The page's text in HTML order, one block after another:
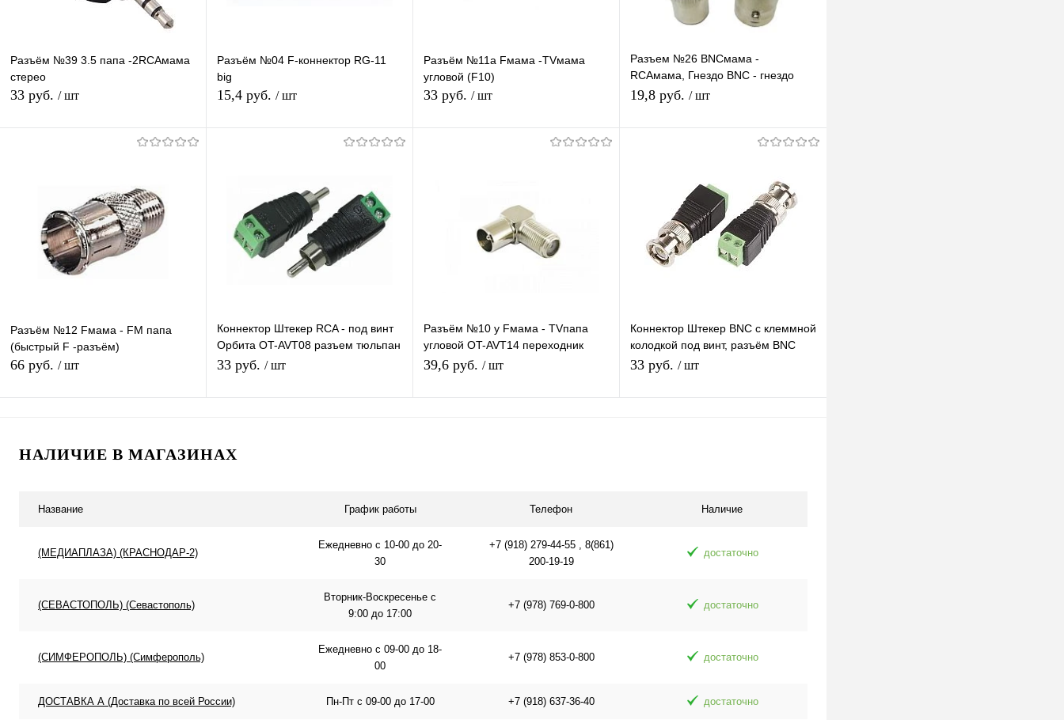
Разъём №39 3.5 папа -2RCAмама
стерео
33 руб. / шт
Купить в 1 клик К сравнению
В избранное В наличии
Разъём №04 F-коннектор RG-11
big
15,4 руб. / шт
Купить в 1 клик К сравнению
В избранное В наличии
Разъём №11а Fмама -TVмама
угловой (F10)
33 руб. / шт
В избранное
Разъем №26 BNCмама -
RCAмама, Гнездо BNC - гнездо
RCA (TS-021)
19,8 руб. / шт
Купить в 1 клик К сравнению
В избранное В наличии
Разъём №12 Fмама - FM папа
(быстрый F -разъём)
66 руб. / шт
Коннектор Штекер RCA - под винт
Орбита OT-AVT08 разъем тюльпан
(RCA штекер) под винт на кабель
33 руб. / шт
Разъём №10 у Fмама - TVпапа
угловой OT-AVT14 переходник
гнездо F - штекер TV, никелевый
39,6 руб. / шт
Коннектор Штекер BNC с клеммной
колодкой под винт, разъём BNC
OT-AVT04 (TD-314)
33 руб. / шт
НАЛИЧИЕ В МАГАЗИНАХ
Название График работы Телефон Наличие
(МЕДИАПЛАЗА) (КРАСНОДАР-2)
Ежедневно с 10-00 до 20-
30
+7 (918) 279-44-55 , 8(861)
200-19-19
достаточно
(СЕВАСТОПОЛЬ) (Севастополь)
Вторник-Воскресенье с
9:00 до 17:00
+7 (978) 769-0-800 достаточно
(СИМФЕРОПОЛЬ) (Симферополь)
Ежедневно с 09-00 до 18-
00
+7 (978) 853-0-800 достаточно
ДОСТАВКА А (Доставка по всей России) Пн-Пт с 09-00 до 17-00 +7 (918) 637-36-40 достаточно